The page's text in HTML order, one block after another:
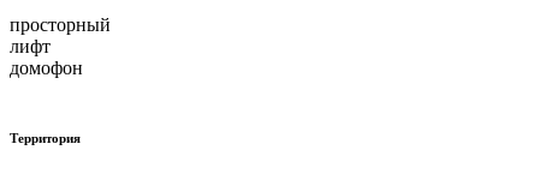
просторный
лифт
домофон
Территория